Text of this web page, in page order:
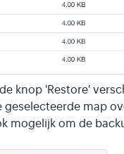
knop 'Restore'
geselecteerde map
mogelijk om de